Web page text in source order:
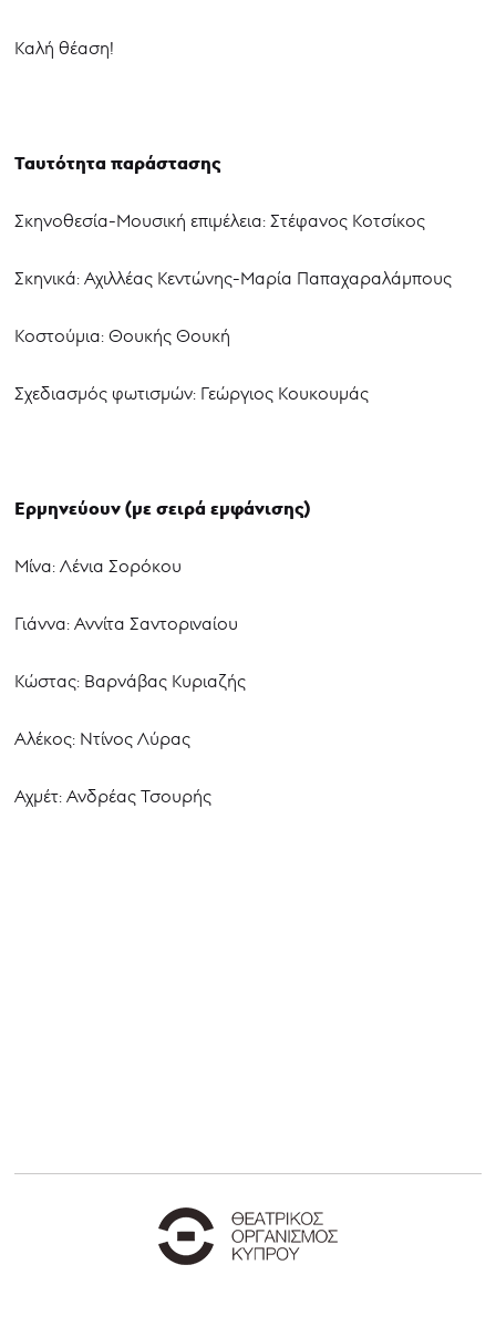
Καλή θέαση!
Ταυτότητα παράστασης
Σκηνοθεσία-Μουσική επιμέλεια: Στέφανος Κοτσίκος
Σκηνικά: Αχιλλέας Κεντώνης-Μαρία Παπαχαραλάμπους
Κοστούμια: Θουκής Θουκή
Σχεδιασμός φωτισμών: Γεώργιος Κουκουμάς
Ερμηνεύουν (με σειρά εμφάνισης)
Μίνα: Λένια Σορόκου
Γιάννα: Αννίτα Σαντοριναίου
Κώστας: Βαρνάβας Κυριαζής
Αλέκος: Ντίνος Λύρας
Αχμέτ: Ανδρέας Τσουρής